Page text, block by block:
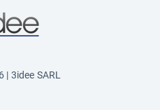
| 3idee SARL